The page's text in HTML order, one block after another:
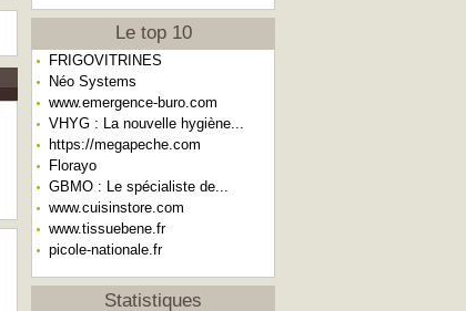
Le top 10
FRIGOVITRINES
Néo Systems
www.emergence-buro.com
VHYG : La nouvelle hygiène...
https://megapeche.com
Florayo
GBMO : Le spécialiste de...
www.cuisinstore.com
www.tissuebene.fr
picole-nationale.fr
Statistiques